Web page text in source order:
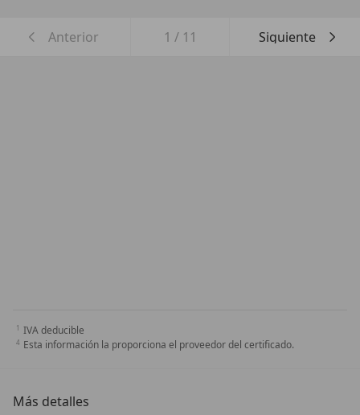
Anterior 1 / 11 Siguiente
IVA deducible
Esta información la proporciona el proveedor del certificado.
Más detalles